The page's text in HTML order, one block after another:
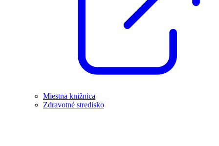
Miestna knižnica
Zdravotné stredisko